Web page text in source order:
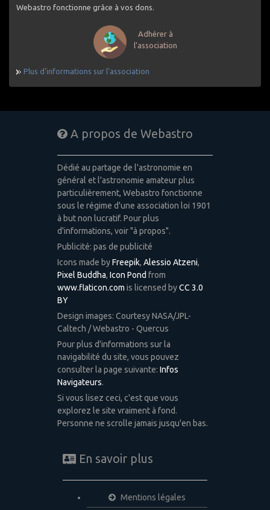
Webastro fonctionne grâce à vos dons.
Adhérer à
l'association
Plus d'informations sur l'association
A propos de Webastro
Dédié au partage de l'astronomie en
général et l'astronomie amateur plus
particulièrement, Webastro fonctionne
sous le régime d'une association loi 1901
à but non lucratif. Pour plus
d'informations, voir "à propos".
Publicité: pas de publicité
Icons made byFreepik, Alessio Atzeni,
Pixel Buddha, Icon Pond from
www.flaticon.com is licensed byCC 3.0
BY
Design images: Courtesy NASA/JPL-
Caltech / Webastro - Quercus
Pour plus d'informations sur la
navigabilité du site, vous pouvez
consulter la page suivante: Infos
Navigateurs.
Si vous lisez ceci, c'est que vous
explorez le site vraiment à fond.
Personne ne scrolle jamais jusqu'en bas.
En savoir plus
Mentions légales